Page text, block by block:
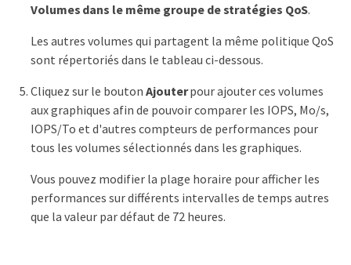
Volumes dans le même groupe de stratégies QoS.
Les autres volumes qui partagent la même politique QoS
sont répertoriés dans le tableau ci-dessous.
Cliquez sur le bouton Ajouterpour ajouter ces volumes
aux graphiques afin de pouvoir comparer les IOPS, Mo/s,
IOPS/To et d'autres compteurs de performances pour
tous les volumes sélectionnés dans les graphiques.
Vous pouvez modifier la plage horaire pour afficher les
performances sur différents intervalles de temps autres
que la valeur par défaut de 72 heures.